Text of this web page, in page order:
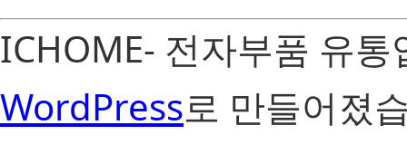
ICHOME- 전자부품 유
WordPress로 만들어졌